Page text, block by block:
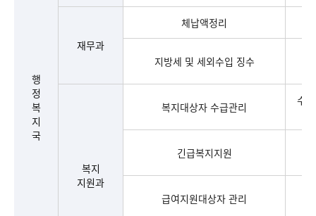
행
정
복
지
국
재무과
체납액정리
지방세 및 세외수입 징수
복지
지원과
복지대상자 수급관리 수
긴급복지지원
급여지원대상자 관리